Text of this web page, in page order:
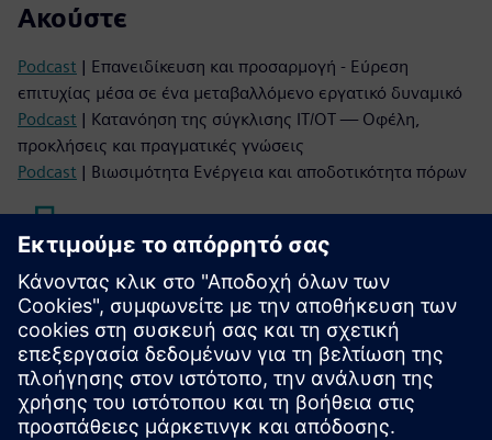
Ακούστε
Podcast | Επανειδίκευση και προσαρμογή - Εύρεση
επιτυχίας μέσα σε ένα μεταβαλλόμενο εργατικό δυναμικό
Podcast | Κατανόηση της σύγκλισης IT/OT — Οφέλη,
προκλήσεις και πραγματικές γνώσεις
Podcast | Βιωσιμότητα Ενέργεια και αποδοτικότητα πόρων
Διαβάστε
Ηλεκτρονικό βιβλίο | Επανάσταση στην
αυτοκινητοβιομηχανία σας με βιώσιμες λύσεις
Λευκή Βίβλο| Συνεχής μεταποίηση στη φαρμακευτική
βιομηχανία
Ηλεκτρονικό βιβλίο| Βελτιστοποιήστε την ποιότητα, την